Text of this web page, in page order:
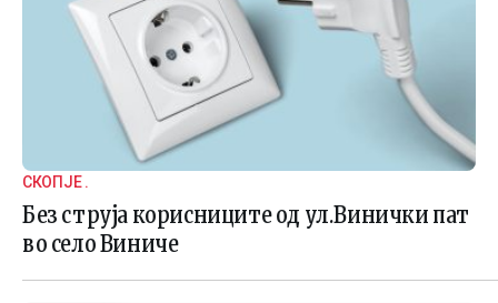
СКОПЈЕ .
Без струја корисниците од ул.Винички пат
во село Виниче